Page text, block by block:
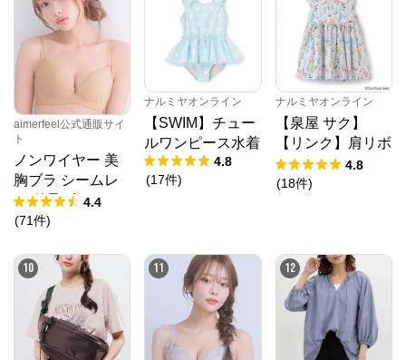
aimerfeel公式通販サイ
ト
ノンワイヤー 美
胸ブラ シームレ
ス 単品ブラジャ
ー
4.4
(71件)
ナルミヤオンライン
【SWIM】チュー
ルワンピース水着
4.8
(17件)
ナルミヤオンライン
【泉屋 サク】
【リンク】肩リボ
ンフラワーキャッ
トワンピース
4.8
(18件)
10 11 12
クロスプラス オンラインストア
公式ECサイト
※外部サイトが開きます
N.O.R.C (ノーク)、JUNKO SHIMADA (ジュンコシマ
ダ) 、ATSURO TAYAMA（アツロウ タヤマ）、
ALPHA CUBIC (アルファーキュービック)、DECOY
(デコイ)、Petit Honfleur (プチオンフルール)、
DERMASHARE (ダーマシェア)など、20 代～ 40 代の
大人女子ブランドを中心に、多くの人気ブランドをラ
インナップ。
レディースファッションを中心に、ライフスタイルを